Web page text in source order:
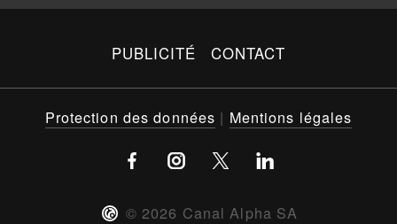
PUBLICITÉ CONTACT
© 2026 Canal Alpha SA
Protection des données | Mentions légales